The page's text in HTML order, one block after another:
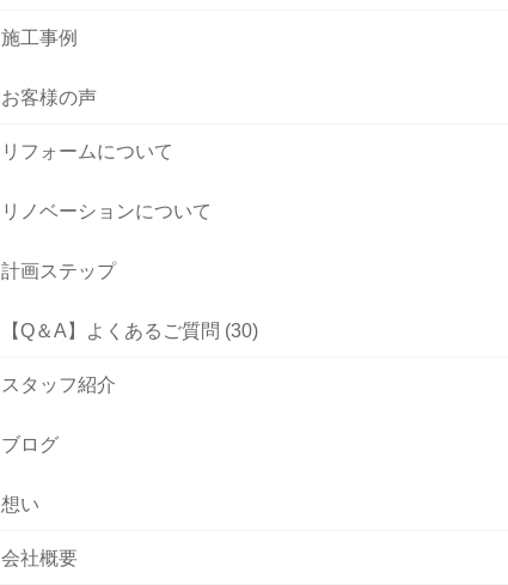
施工事例
お客様の声
リフォームについて
リノベーションについて
計画ステップ
【Q＆A】よくあるご質問 (30)
スタッフ紹介
ブログ
想い
会社概要